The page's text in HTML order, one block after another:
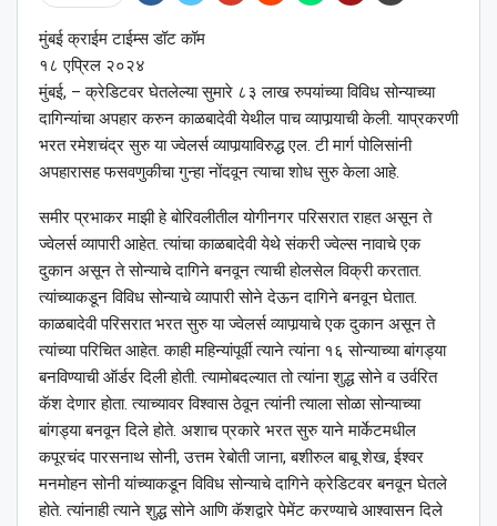
मुंबई क्राईम टाईम्स डॉट कॉम
१८ एप्रिल २०२४
मुंबई, – क्रेडिटवर घेतलेल्या सुमारे ८३ लाख रुपयांच्या विविध सोन्याच्या
दागिन्यांचा अपहार करुन काळबादेवी येथील पाच व्यापार्‍याची केली. याप्रकरणी
भरत रमेशचंद्र सुरु या ज्वेलर्स व्यापार्‍याविरुद्ध एल. टी मार्ग पोलिसांनी
अपहारासह फसवणुकीचा गुन्हा नोंदवून त्याचा शोध सुरु केला आहे.
समीर प्रभाकर माझी हे बोरिवलीतील योगीनगर परिसरात राहत असून ते
ज्वेलर्स व्यापारी आहेत. त्यांचा काळबादेवी येथे संकरी ज्वेल्स नावाचे एक
दुकान असून ते सोन्याचे दागिने बनवून त्याची होलसेल विक्री करतात.
त्यांच्याकडून विविध सोन्याचे व्यापारी सोने देऊन दागिने बनवून घेतात.
काळबादेवी परिसरात भरत सुरु या ज्वेलर्स व्यापार्‍याचे एक दुकान असून ते
त्यांच्या परिचित आहेत. काही महिन्यांपूर्वी त्याने त्यांना १६ सोन्याच्या बांगड्या
बनविण्याची ऑर्डर दिली होती. त्यामोबदल्यात तो त्यांना शुद्ध सोने व उर्वरित
कॅश देणार होता. त्याच्यावर विश्‍वास ठेवून त्यांनी त्याला सोळा सोन्याच्या
बांगड्या बनवून दिले होते. अशाच प्रकारे भरत सुरु याने मार्केटमधील
कपूरचंद पारसनाथ सोनी, उत्तम रेबोती जाना, बशीरुल बाबू शेख, ईश्‍वर
मनमोहन सोनी यांच्याकडून विविध सोन्याचे दागिने क्रेडिटवर बनवून घेतले
होते. त्यांनाही त्याने शुद्ध सोने आणि कॅशद्वारे पेमेंट करण्याचे आश्‍वासन दिले